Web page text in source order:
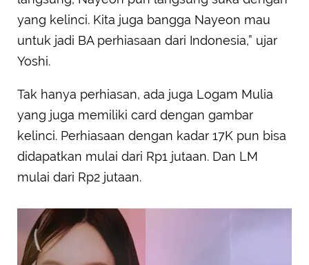
yang kelinci. Kita juga bangga Nayeon mau
untuk jadi BA perhiasaan dari Indonesia,” ujar
Yoshi.
Tak hanya perhiasan, ada juga Logam Mulia
yang juga memiliki card dengan gambar
kelinci. Perhiasaan dengan kadar 17K pun bisa
didapatkan mulai dari Rp1 jutaan. Dan LM
mulai dari Rp2 jutaan.